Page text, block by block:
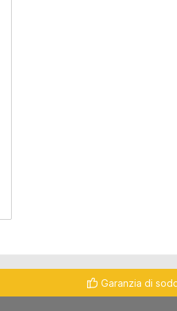
Garanzia di